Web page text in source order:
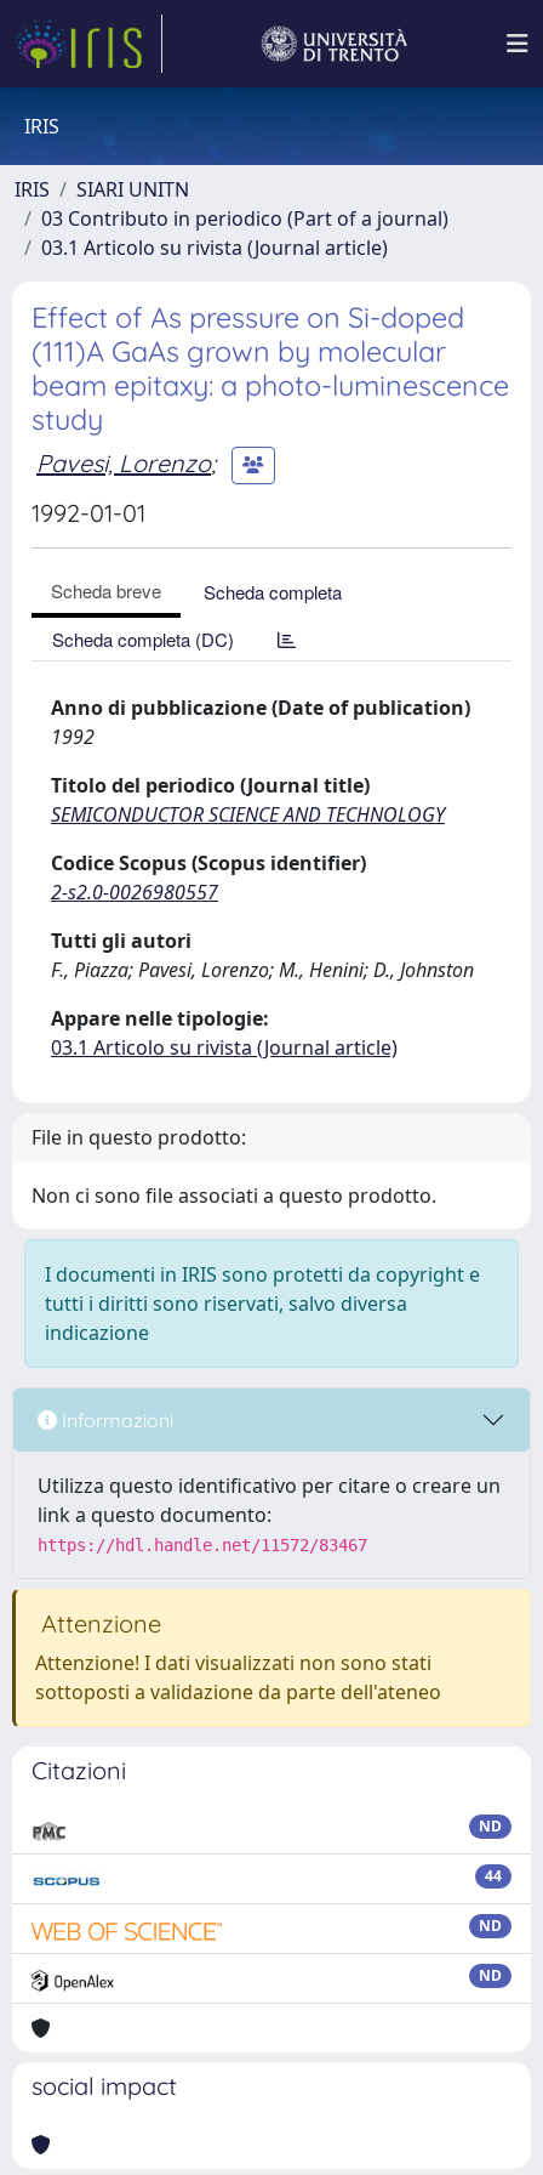
IRIS
IRIS
SIARI UNITN
03 Contributo in periodico (Part of a journal)
03.1 Articolo su rivista (Journal article)
Effect of As pressure on Si-doped
(111)A GaAs grown by molecular
beam epitaxy: a photo-luminescence
study
Pavesi, Lorenzo;
1992-01-01
Scheda breve
Scheda completa
Scheda completa (DC)
Anno di pubblicazione (Date of publication)
1992
Titolo del periodico (Journal title)
SEMICONDUCTOR SCIENCE AND TECHNOLOGY
Codice Scopus (Scopus identifier)
2-s2.0-0026980557
Tutti gli autori
F., Piazza; Pavesi, Lorenzo; M., Henini; D., Johnston
Appare nelle tipologie:
03.1 Articolo su rivista (Journal article)
File in questo prodotto:
Non ci sono file associati a questo prodotto.
I documenti in IRIS sono protetti da copyright e
tutti i diritti sono riservati, salvo diversa
indicazione
Informazioni
Utilizza questo identificativo per citare o creare un
link a questo documento:
https://hdl.handle.net/11572/83467
Attenzione
Attenzione! I dati visualizzati non sono stati
sottoposti a validazione da parte dell'ateneo
Citazioni
ND
44
ND
ND
social impact